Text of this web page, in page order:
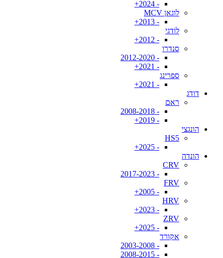
- 2024+
לוגאן MCV
- 2013+
לודגי
- 2012+
סנדרו
- 2012-2020
- 2021+
ספרינג
- 2021+
דודג
ראם
- 2008-2018
- 2019+
הונגצי
HS5
- 2025+
הונדה
CRV
- 2017-2023
FRV
- 2005+
HRV
- 2023+
ZRV
- 2025+
אקורד
- 2003-2008
- 2008-2015